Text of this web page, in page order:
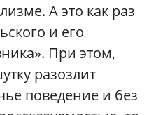
А это как раз
и его
При этом,
разозлит
поведение и без